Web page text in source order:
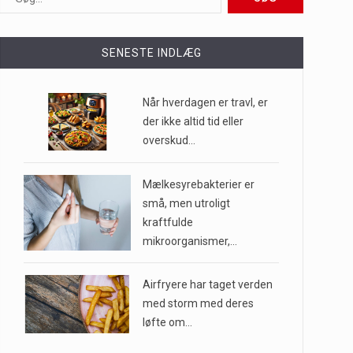
af mennesker…
til…
SENESTE INDLÆG
Når hverdagen er travl, er
der ikke altid tid eller
overskud…
Mælkesyrebakterier er
små, men utroligt
kraftfulde
mikroorganismer,…
Airfryere har taget verden
med storm med deres
løfte om…